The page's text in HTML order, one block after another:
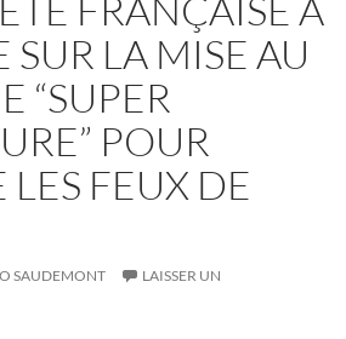
SUR LA MISE AU
“SUPER
POUR
FEUX DE
SAUDEMONT
LAISSER UN